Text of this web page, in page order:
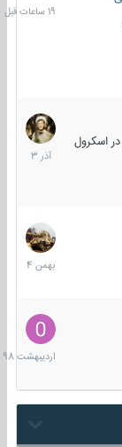
قبل
اسکرول
7
آذر
1403
30
بهمن
1404
10
1398